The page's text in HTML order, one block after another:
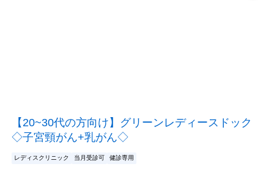
【20~30代の方向け】グリーンレディースドック
◇子宮頸がん+乳がん◇
レディスクリニック 当月受診可 健診専用